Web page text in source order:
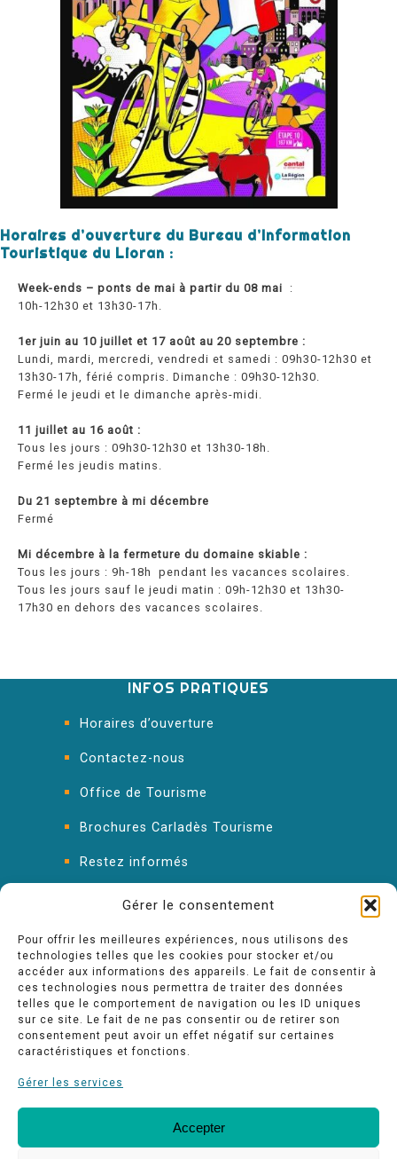
Gérer le consentement
Pour offrir les meilleures expériences, nous utilisons des
technologies telles que les cookies pour stocker et/ou
accéder aux informations des appareils. Le fait de consentir à
ces technologies nous permettra de traiter des données
telles que le comportement de navigation ou les ID uniques
sur ce site. Le fait de ne pas consentir ou de retirer son
consentement peut avoir un effet négatif sur certaines
caractéristiques et fonctions.
Gérer les services
Accepter
Horaires d’ouverture du Bureau d’Information
Touristique du Lioran :
Week-ends – ponts de mai à partir du 08 mai :
10h-12h30 et 13h30-17h.
1er juin au 10 juillet et 17 août au 20 septembre :
Lundi, mardi, mercredi, vendredi et samedi : 09h30-12h30 et
13h30-17h, férié compris. Dimanche : 09h30-12h30.
Fermé le jeudi et le dimanche après-midi.
11 juillet au 16 août :
Tous les jours : 09h30-12h30 et 13h30-18h.
Fermé les jeudis matins.
Du 21 septembre à mi décembre
Fermé
Mi décembre à la fermeture du domaine skiable :
Tous les jours : 9h-18h pendant les vacances scolaires.
Tous les jours sauf le jeudi matin : 09h-12h30 et 13h30-
17h30 en dehors des vacances scolaires.
INFOS PRATIQUES
Horaires d’ouverture
Contactez-nous
Office de Tourisme
Brochures Carladès Tourisme
Restez informés
FAQ : les réponses à vos questions